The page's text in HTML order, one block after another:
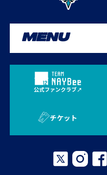
MENU
公式ファンクラブ
チケット